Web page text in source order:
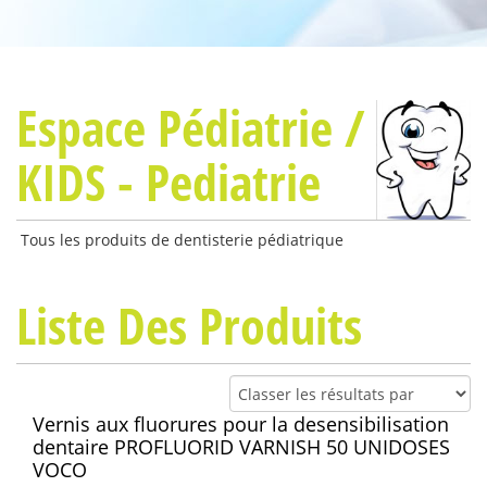
Espace Pédiatrie /
KIDS - Pediatrie
Tous les produits de dentisterie pédiatrique
Liste Des Produits
Vernis aux fluorures pour la desensibilisation
dentaire PROFLUORID VARNISH 50 UNIDOSES
VOCO